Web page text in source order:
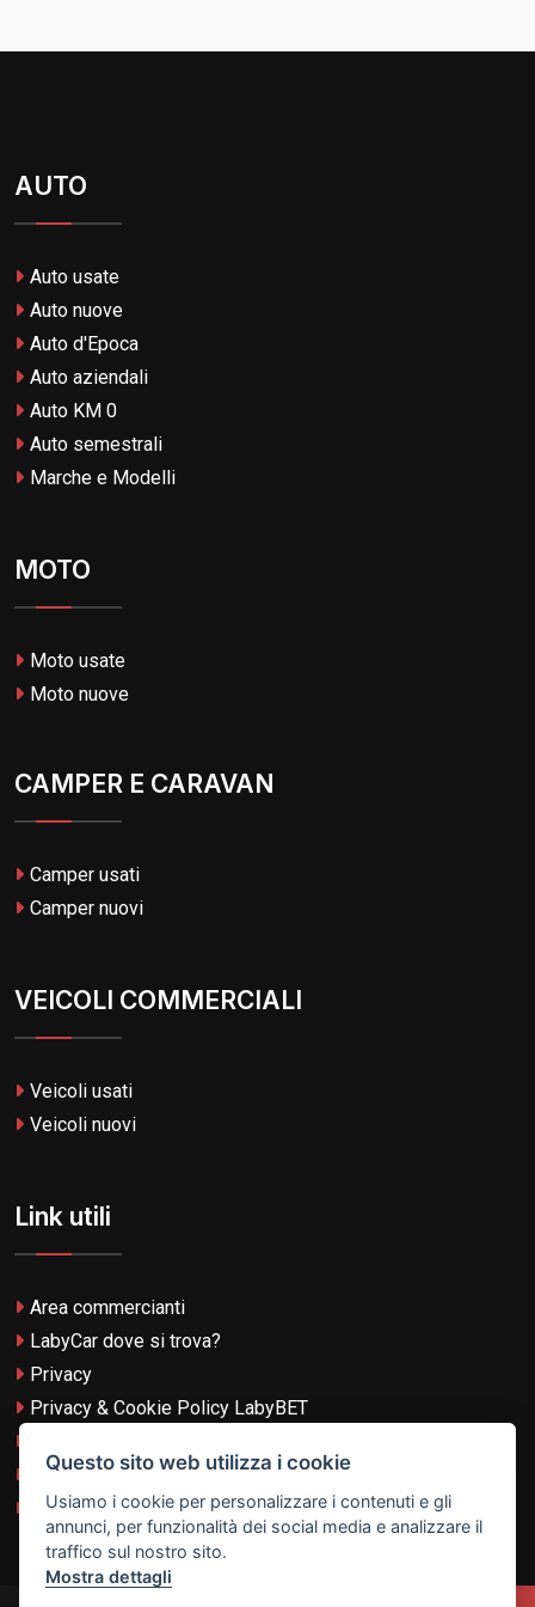
AUTO
Auto usate
Auto nuove
Auto d'Epoca
Auto aziendali
Auto KM 0
Auto semestrali
Marche e Modelli
MOTO
Moto usate
Moto nuove
CAMPER E CARAVAN
Camper usati
Camper nuovi
VEICOLI COMMERCIALI
Veicoli usati
Veicoli nuovi
Link utili
Area commercianti
LabyCar dove si trova?
Privacy
Privacy & Cookie Policy LabyBET
Termini e Condizioni LabyBET
Login con TikTok
Questo sito web utilizza i cookie
Usiamo i cookie per personalizzare i contenuti e gli
annunci, per funzionalità dei social media e analizzare il
traffico sul nostro sito.
Mostra dettagli